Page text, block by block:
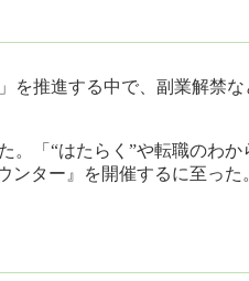
推進する中で、副業解禁
「“はたらく”や転職のわ
ンター』を開催するに至った